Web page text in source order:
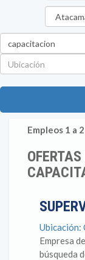
Empleos 1 a
Ubicación:
Empresa
búsqueda